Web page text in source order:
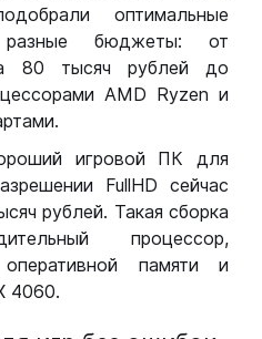
оптимальные
разные бюджеты: от
80 тысяч рублей до
AMD Ryzen и
игровой ПК для
FullHD сейчас
рублей. Такая сборка
процессор,
памяти и
4060.